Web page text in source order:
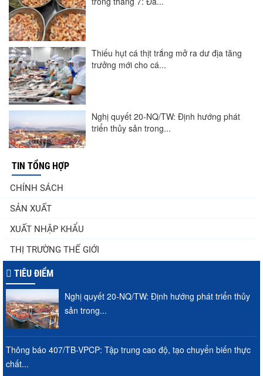
Thiếu hụt cá thịt trắng mở ra dư địa tăng
trưởng mới cho cá...
Nghị quyết 20-NQ/TW: Định hướng phát
triển thủy sản trong...
Thuế Mục 301 và bài toán thích ứng của
tôm Việt tại thị...
VASEP chào đón Công ty Cổ phần Thương
mại Sim Ba gia nhập...
TIN TỔNG HỢP
CHÍNH SÁCH
SẢN XUẤT
XUẤT NHẬP KHẨU
THỊ TRƯỜNG THẾ GIỚI
TIÊU ĐIỂM
Nghị quyết 20-NQ/TW: Định hướng phát triển thủy
sản trong...
Thông báo 407/TB-VPCP: Tập trung cao độ, tạo chuyển biến thực
chất...